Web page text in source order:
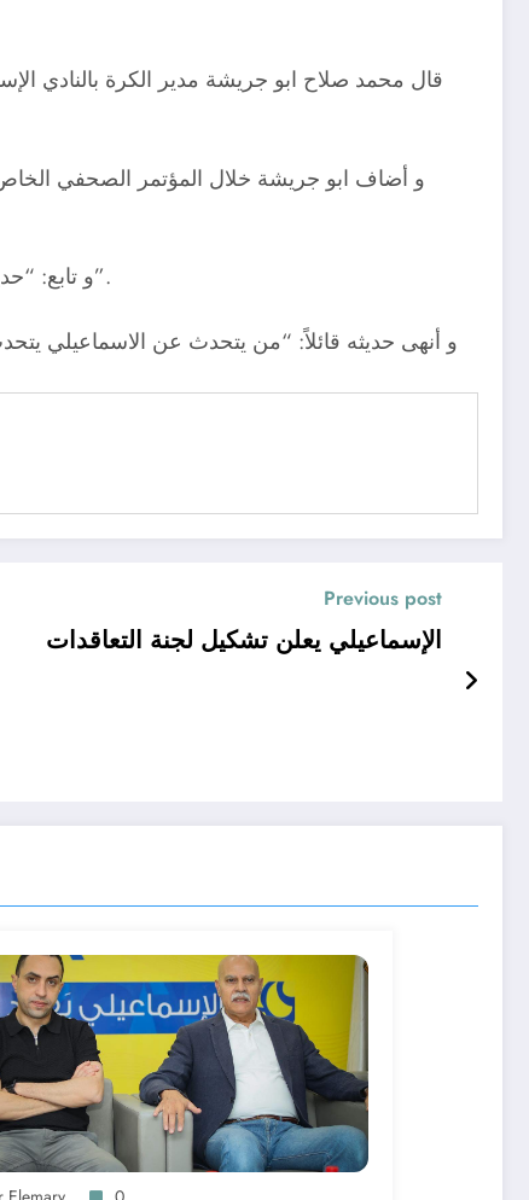
قال محمد صلاح ابو جريشة مدير الكرة بالنادي
و أضاف ابو جريشة خلال المؤتمر الصحفي
و تابع: “حديثي موجه إلى وسائل الإعلام و المواقع الرياضية، اللي عنده خبر كويس هيجيب نتيجة إيجابية للنادي يكتبه، غير كدة يسكت”.
و أنهى حديثه قائلاً: “من يتحدث عن الاسماعيلي
Previous post
الإسماعيلي يعلن تشكيل لجنة التعاقدات